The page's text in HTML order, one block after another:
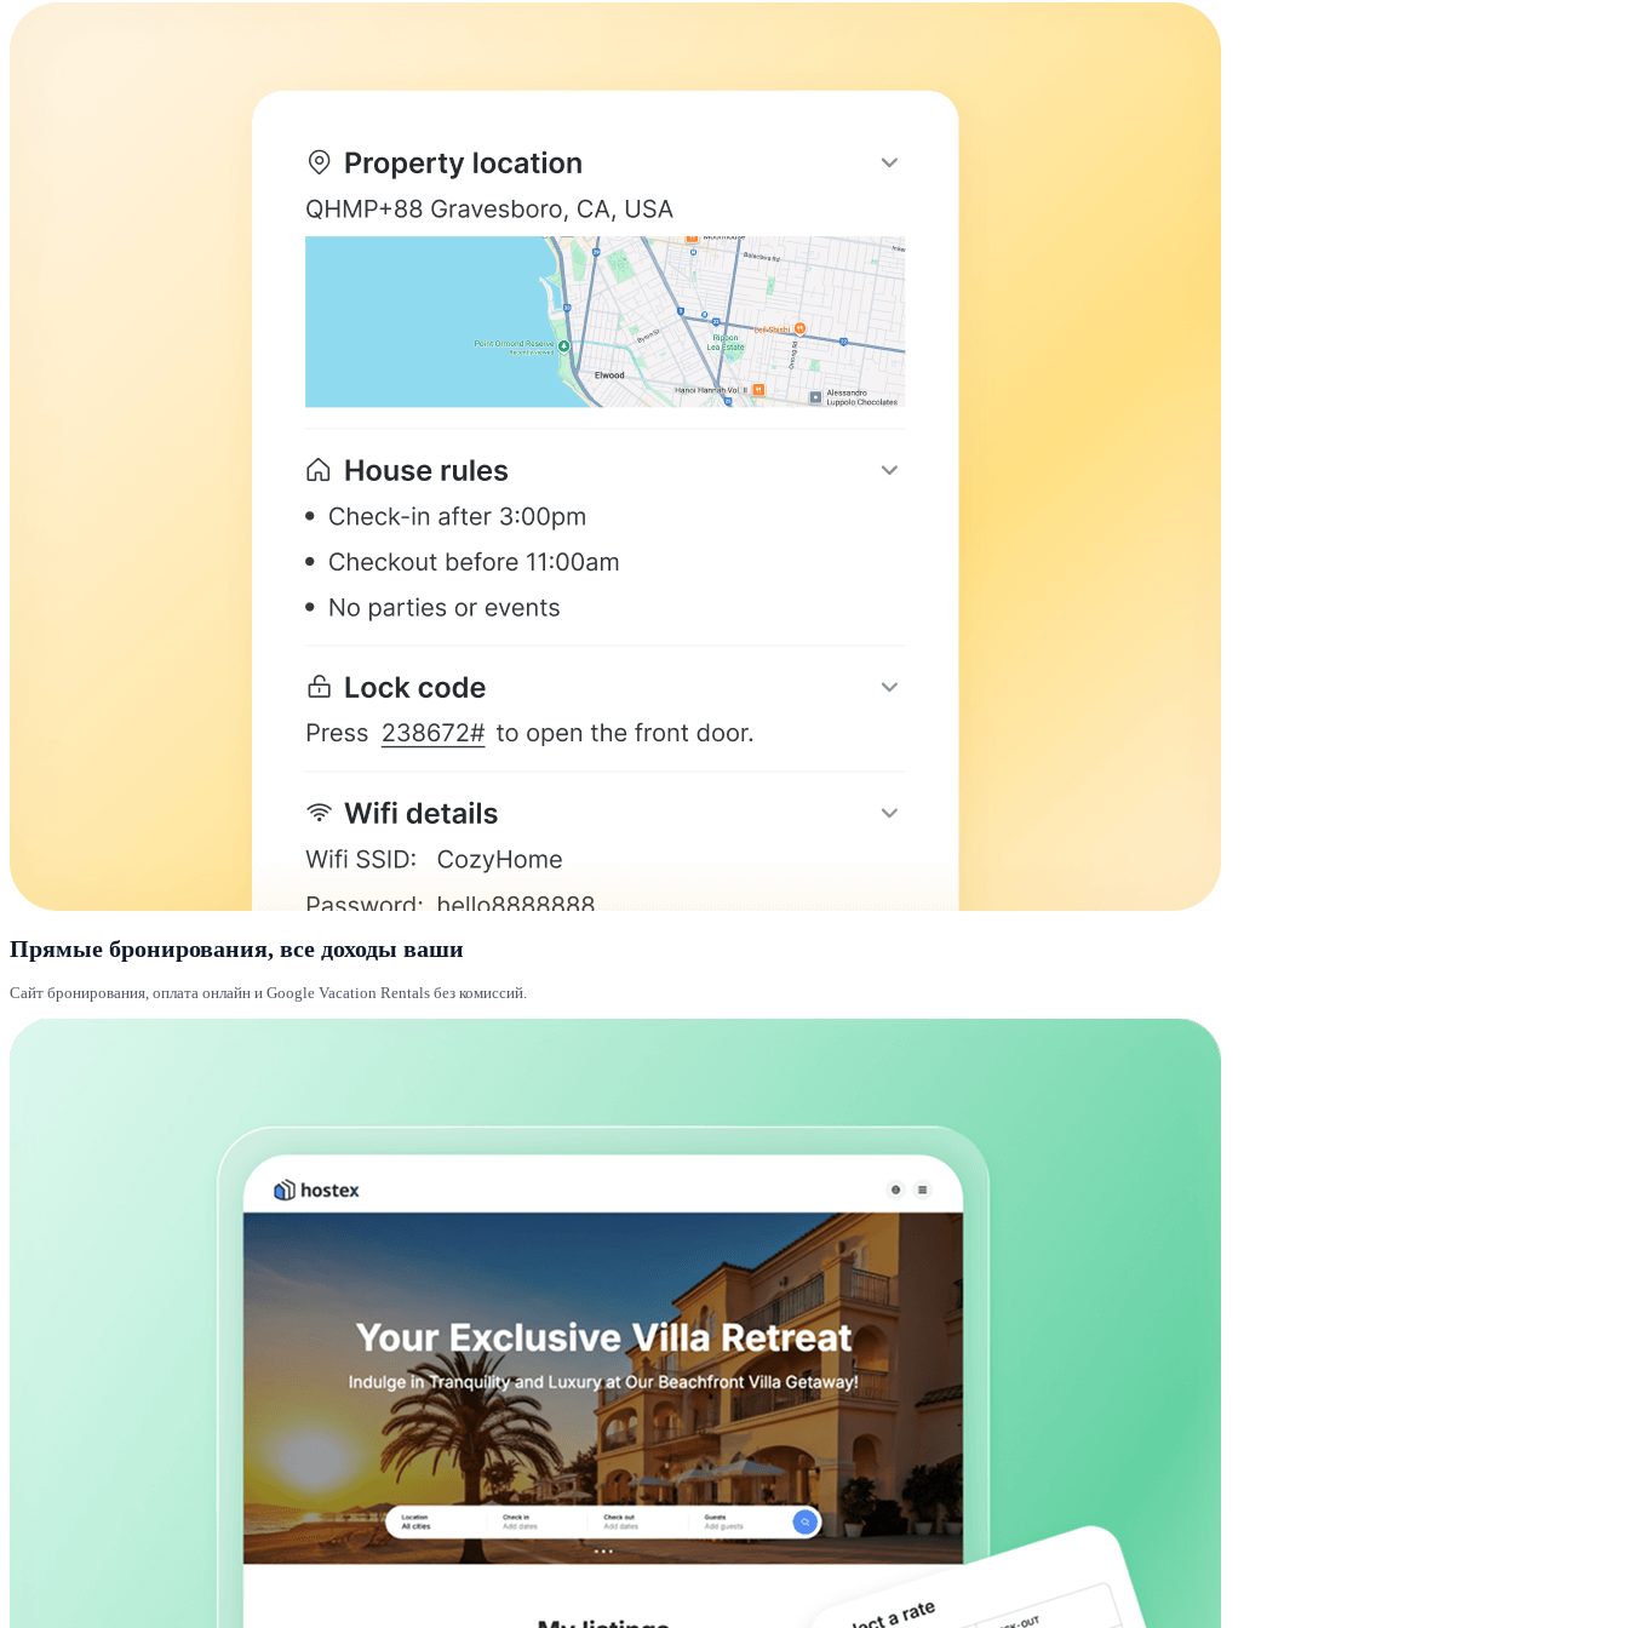
Прямые бронирования, все доходы ваши
Сайт бронирования, оплата онлайн и Google Vacation Rentals без комиссий.